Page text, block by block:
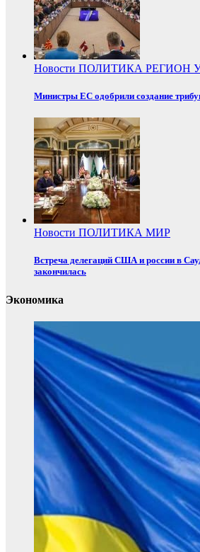
Новости ПОЛИТИКА РЕГИОН
Министры ЕС одобрили создание
Новости ПОЛИТИКА МИР
Встреча делегаций США и россии в
закончилась
Экономика